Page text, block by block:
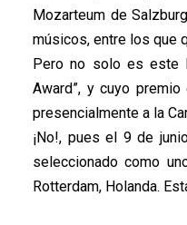
Mozarteum de
músicos, entre los que
Pero no solo es este
Award”, y cuyo
presencialmente a la
¡No!, pues el 9 de
seleccionado como
Rotterdam, Holanda.